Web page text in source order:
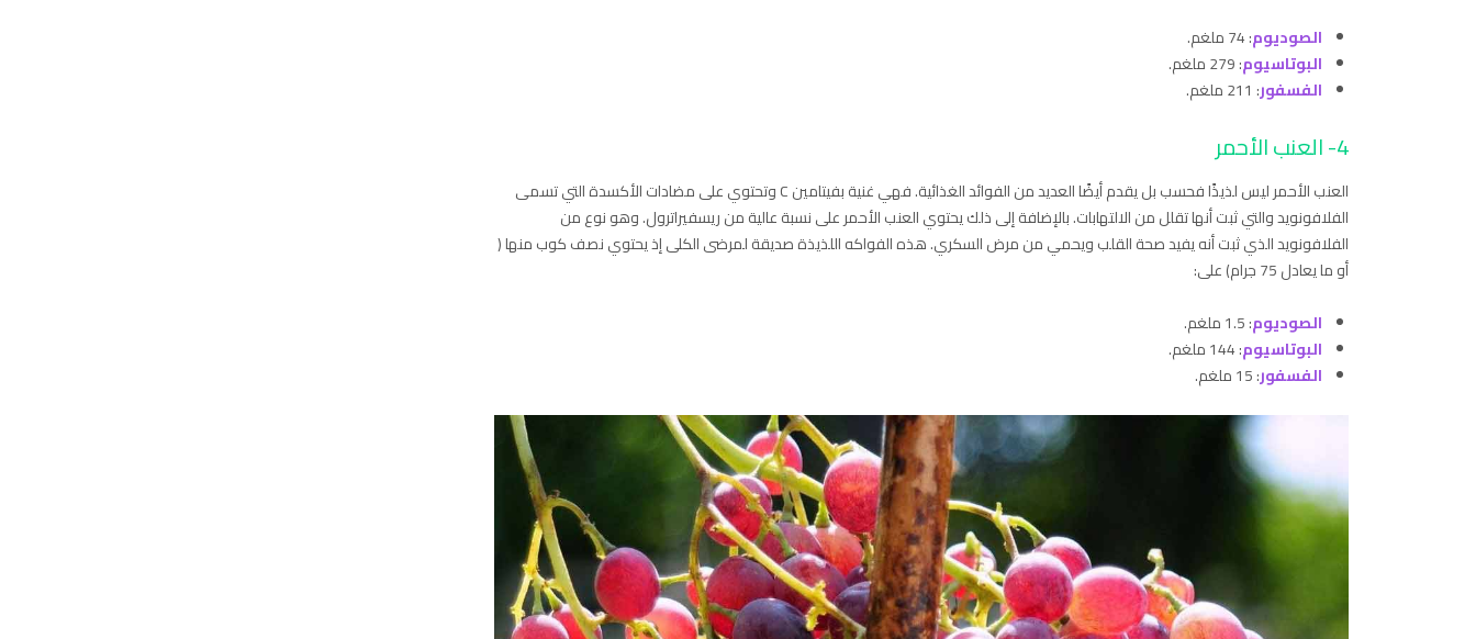
الصوديوم: 74 ملغم.
البوتاسيوم: 279 ملغم.
الفسفور: 211 ملغم.
4- العنب الأحمر
العنب الأحمر ليس لذيذًا فحسب بل يقدم أيضًا العديد من الفوائد الغذائية. فهي غنية بفيتامين C وتحتوي على مضادات الأكسدة التي تسمى
الفلافونويد والتي ثبت أنها تقلل من الالتهابات. بالإضافة إلى ذلك يحتوي العنب الأحمر على نسبة عالية من ريسفيراترول. وهو نوع من
الفلافونويد الذي ثبت أنه يفيد صحة القلب ويحمي من مرض السكري. هذه الفواكه اللذيذة صديقة لمرضى الكلى إذ يحتوي نصف كوب منها (
أو ما يعادل 75 جرام) على:
الصوديوم: 1.5 ملغم.
البوتاسيوم: 144 ملغم.
الفسفور: 15 ملغم.